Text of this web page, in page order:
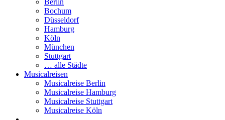
Berlin
Bochum
Düsseldorf
Hamburg
Köln
München
Stuttgart
… alle Städte
Musicalreisen
Musicalreise Berlin
Musicalreise Hamburg
Musicalreise Stuttgart
Musicalreise Köln